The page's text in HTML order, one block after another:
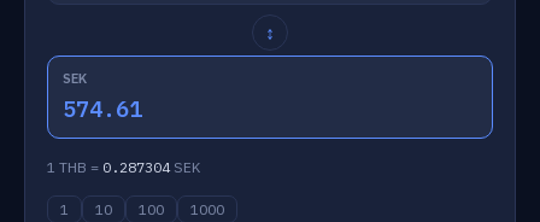
↕
SEK
574.61
1 THB = 0.287304SEK
1 10 100 1000